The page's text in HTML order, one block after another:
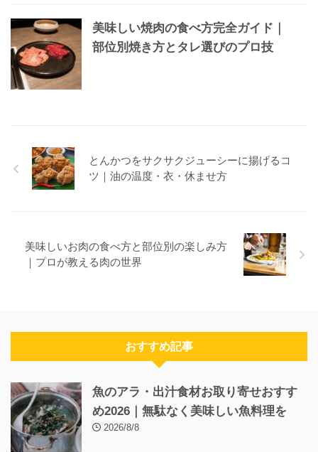
美味しい焼肉の食べ方完全ガイド｜
部位別焼き方とタレ選びのプロ技
とんかつをサクサクジューシーに揚げるコ
ツ｜油の温度・衣・休ませ方
美味しいお肉の食べ方と部位別の楽しみ方
｜プロが教える肉の世界
おすすめ記事
魚のアラ・出汁食材お取り寄せおすす
め2026｜無駄なく美味しい魚料理を
2026/8/8